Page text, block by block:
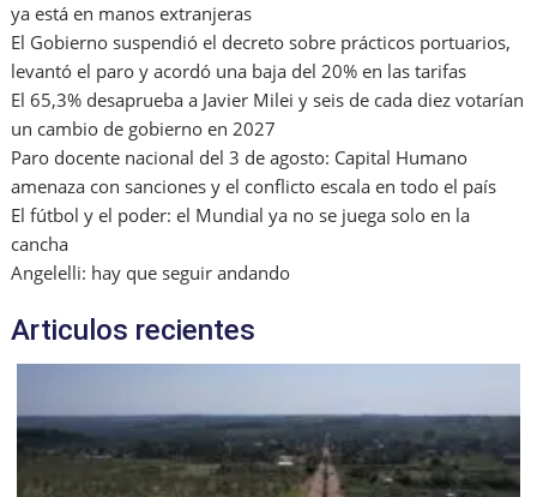
ya está en manos extranjeras
El Gobierno suspendió el decreto sobre prácticos portuarios,
levantó el paro y acordó una baja del 20% en las tarifas
El 65,3% desaprueba a Javier Milei y seis de cada diez votarían
un cambio de gobierno en 2027
Paro docente nacional del 3 de agosto: Capital Humano
amenaza con sanciones y el conflicto escala en todo el país
El fútbol y el poder: el Mundial ya no se juega solo en la
cancha
Angelelli: hay que seguir andando
Articulos recientes